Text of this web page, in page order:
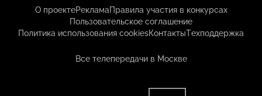
О проектеРекламаПравила участия в конкурсах
Пользовательское соглашение
Политика использования cookiesКонтактыТехподдержка
Все телепередачи в Москве